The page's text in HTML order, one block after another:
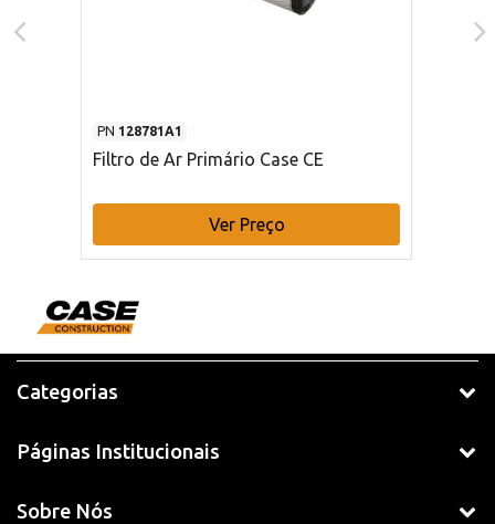
PN 128781A1
Filtro de Ar Primário Case CE
Ver Preço
Categorias
Páginas Institucionais
Sobre Nós